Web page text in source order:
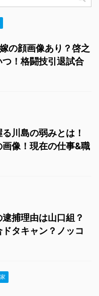
の顔画像あり？啓之
！格闘技引退試合
川島の弱みとは！
像！現在の仕事&職
捕理由は山口組？
タキャン？ノッコ